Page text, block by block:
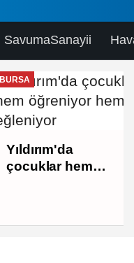
SavumaSanayii
BURSA
Yıldırım'da
çocuklar hem